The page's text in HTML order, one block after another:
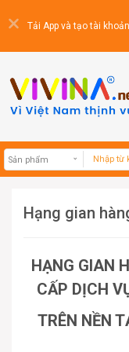
Tải App và tạo tài
Hạng gian
HẠNG GIAN
CẤP DỊCH
TRÊN NỀN